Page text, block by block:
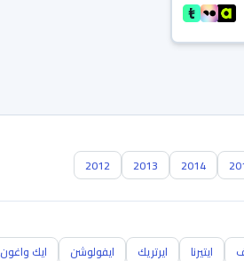
2014
2013
2012
ايتيرنا ايرتريك ايفولوشن ايك واغون